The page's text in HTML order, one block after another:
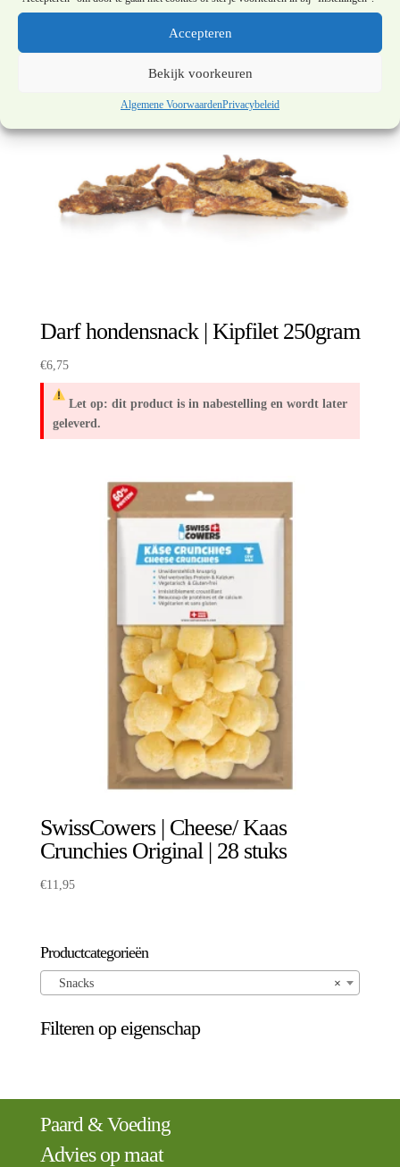
Accepteren
Bekijk voorkeuren
Algemene VoorwaardenPrivacybeleid
Darf hondensnack | Kipfilet 250gram
€6,75
Let op: dit product is in nabestelling en wordt later
geleverd.
SwissCowers | Cheese/ Kaas
Crunchies Original | 28 stuks
€11,95
Productcategorieën
×
Snacks
Filteren op eigenschap
Paard & Voeding
Advies op maat